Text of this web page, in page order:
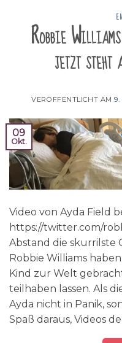
Robbie
jetzt steht
VERÖFFENTLICHT AM9.
09
Okt.
Video von Ayda Field
https://twitter.com/
Abstand die skurrilste
Robbie Williams
Kind zur Welt
teilhaben lassen. Als
Ayda nicht in Panik,
Spaß daraus, Videos